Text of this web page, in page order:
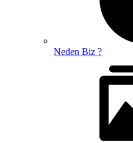
Neden Biz ?